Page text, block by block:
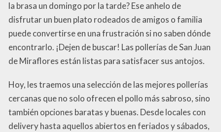
la brasa un domingo por la tarde? Ese anhelo de
disfrutar un buen plato rodeados de amigos o familia
puede convertirse en una frustración si no saben dónde
encontrarlo. ¡Dejen de buscar! Las pollerías de San Juan
de Miraflores están listas para satisfacer sus antojos.
Hoy, les traemos una selección de las mejores pollerías
cercanas que no solo ofrecen el pollo más sabroso, sino
también opciones baratas y buenas. Desde locales con
delivery hasta aquellos abiertos en feriados y sábados,